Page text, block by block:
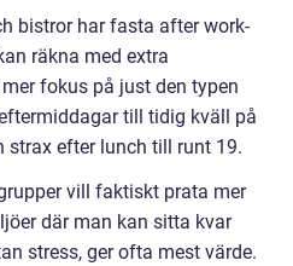
bistror har fasta after work-
räkna med extra
fokus på just den typen
till tidig kväll på
strax efter lunch till runt 19.
vill faktiskt prata mer
där man kan sitta kvar
stress, ger ofta mest värde.